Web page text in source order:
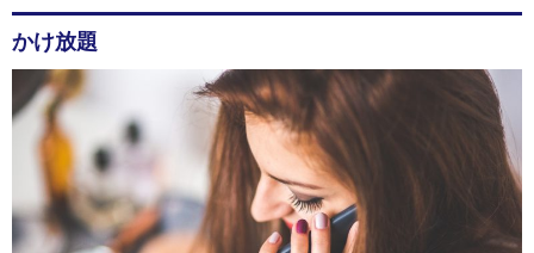
かけ放題